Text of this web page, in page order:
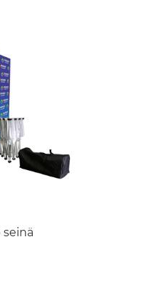
seinä